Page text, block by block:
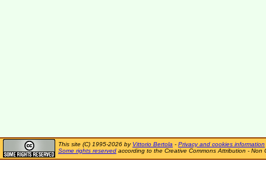
This site (C) 1995-2026 by Vittorio Bertola - Privacy and cookies information
Some rights reserved according to the Creative Commons Attribution - Non